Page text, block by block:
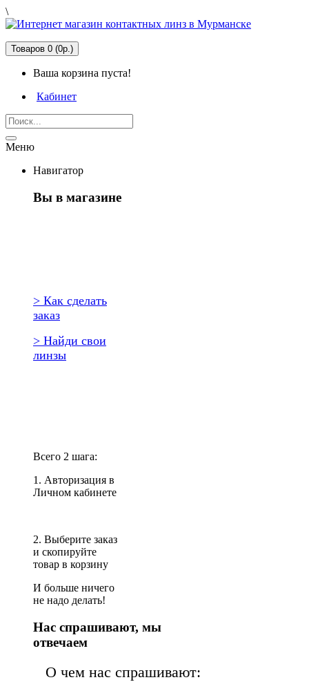
\
Товаров 0 (0р.)
Ваша корзина пуста!
Кабинет
Меню
Навигатор
Вы в магазине
> Как сделать
заказ
> Найди свои
линзы
Всего 2 шага:
1. Авторизация в
Личном кабинете
2. Выберите заказ
и скопируйте
товар в корзину
И больше ничего
не надо делать!
Нас спрашивают, мы
отвечаем
О чем нас спрашивают: